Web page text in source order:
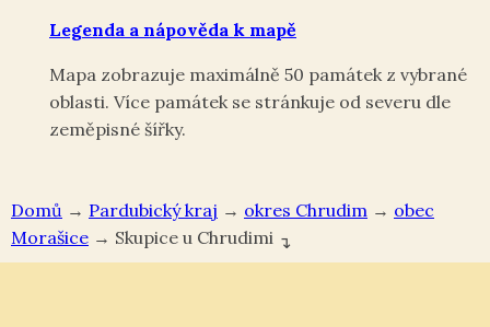
Domů → Pardubický kraj → okres Chrudim →
Morašice → Skupice u Chrudimi ↴
Legenda a nápověda k mapě
Mapa zobrazuje maximálně 50 památek z vybrané
oblasti. Více památek se stránkuje od severu dle
zeměpisné šířky.